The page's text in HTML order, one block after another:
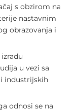
s obzirom na
nastavnim
obrazovanja i
u vezi sa
industrijskih
odnosi se na